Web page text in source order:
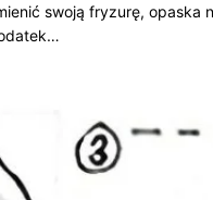
swoją fryzurę, opaska